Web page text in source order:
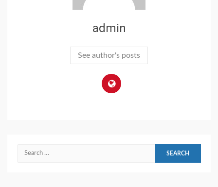
admin
See author's posts
Search